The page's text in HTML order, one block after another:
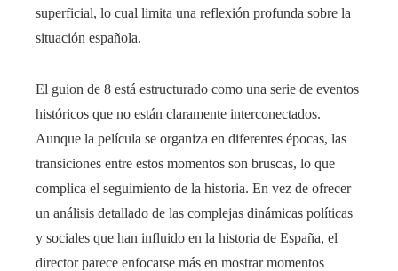
superficial, lo cual limita una reflexión profunda sobre la
situación española.
El guion de 8 está estructurado como una serie de eventos
históricos que no están claramente interconectados.
Aunque la película se organiza en diferentes épocas, las
transiciones entre estos momentos son bruscas, lo que
complica el seguimiento de la historia. En vez de ofrecer
un análisis detallado de las complejas dinámicas políticas
y sociales que han influido en la historia de España, el
director parece enfocarse más en mostrar momentos